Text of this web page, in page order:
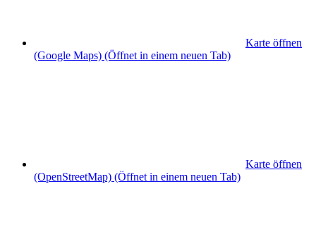
Karte öffnen
(Google Maps) (Öffnet in einem neuen Tab)
Karte öffnen
(OpenStreetMap) (Öffnet in einem neuen Tab)